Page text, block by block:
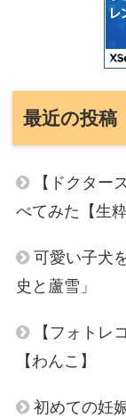
最近の投稿
【ドクター
べてみた【生粋
可愛い子犬
史と蘆雪」
【フォトレ
【わんこ】
初めての妊